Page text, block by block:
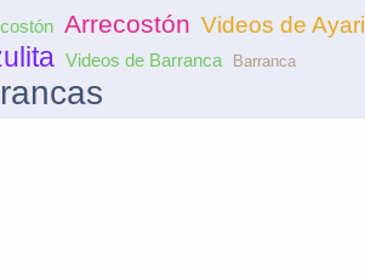
Arrecostón Videos de Ayari
Videos de Barranca Barranca